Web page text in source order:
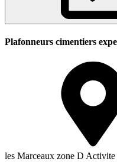
Plafonneurs cimentiers
les Marceaux zone D Activite